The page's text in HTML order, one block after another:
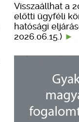
Visszaállhat a
előtti ügyféli
hatósági
2026.06.15.)